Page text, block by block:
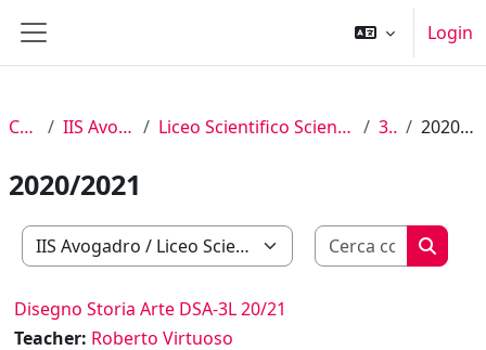
Pannello laterale
Login
Corsi IIS Avogadro Liceo Scientifico Scienze Applicate 3° L 2020/2021
2020/2021
Categorie di corso
Cerca
Cerca
Disegno Storia Arte DSA-3L 20/21
Teacher: Roberto Virtuoso